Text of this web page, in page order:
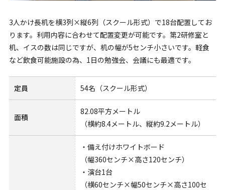
3人かけ長机を横3列×縦6列（スクール形式）で18台配置してお
ります。利用内容に合わせて配置変更が可能です。第2研修室と
机、イスの数は同じですが、机の幅が5センチ小さいです。軽食
など飲食可能施設の為、1日の勉強会、会議にも最適です。
定員 54名（スクール形式）
面積
82.08平方メートル
（横約8.4メートル、縦約9.2メートル）
・備え付けホワイトボード
（幅360センチ×高さ120センチ）
・演台1台
（横60センチ×幅50センチ×高さ100セ